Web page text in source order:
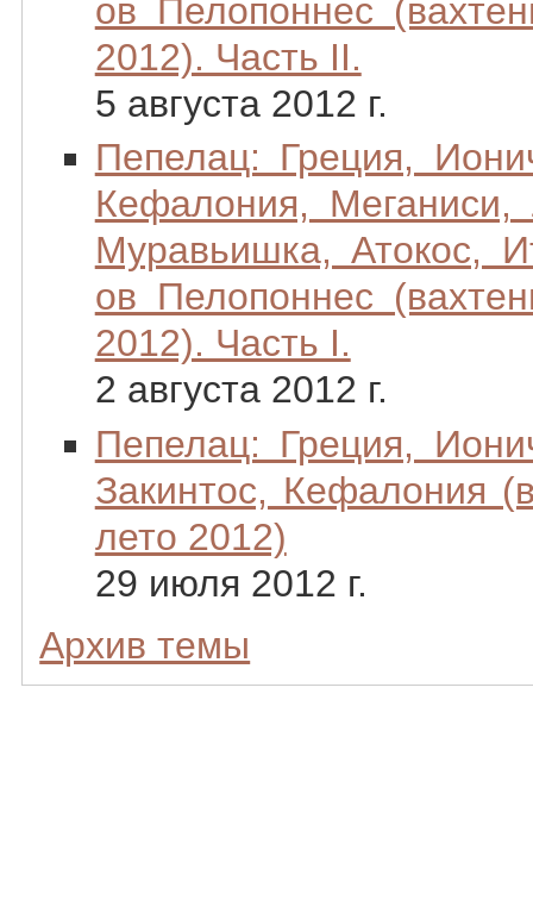
ов Пелопоннес
2012). Часть II.
5 августа 2012 г.
Пепелац: Греция,
Кефалония,
Муравьишка, Атокос,
ов Пелопоннес
2012). Часть I.
2 августа 2012 г.
Пепелац: Греция,
Закинтос, Кефалония
лето 2012)
29 июля 2012 г.
Архив темы